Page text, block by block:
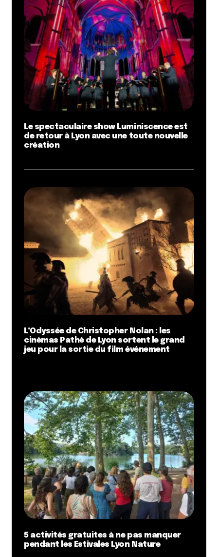
Le spectaculaire show Luminiscence est
de retour à Lyon avec une toute nouvelle
création
L’Odyssée de Christopher Nolan : les
cinémas Pathé de Lyon sortent le grand
jeu pour la sortie du film événement
5 activités gratuites à ne pas manquer
pendant les Estivales Lyon Nature